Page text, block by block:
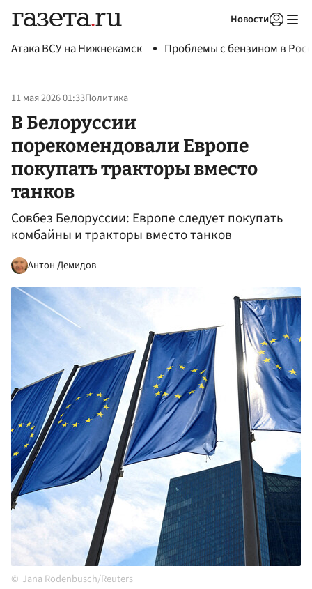
Новости
Атака ВСУ на Нижнекамск Проблемы с бензином в
11 мая 2026 01:33Политика
В Белоруссии
порекомендовали Европе
покупать тракторы вместо
танков
Совбез Белоруссии: Европе следует покупать
комбайны и тракторы вместо танков
Антон Демидов
Jana Rodenbusch/Reuters